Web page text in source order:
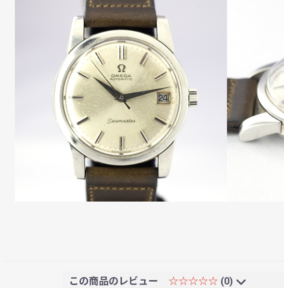
この商品のレビュー ☆☆☆☆☆ (0)